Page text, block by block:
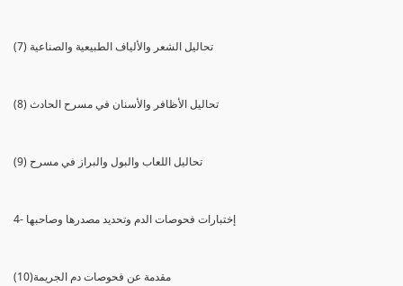
(7) تحاليل الشعر والألياف الطبيعية والصناعية
(8) تحاليل الأظافر والأسنان في مسرح الحادث
(9) تحاليل اللعاب والبول والبراز في مسرح
4- إختبارات فحوصات الدم وتحديد مصدرها وصاحبها
(10)مقدمة عن فحوصات دم الجريمة